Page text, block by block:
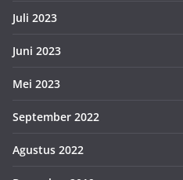
Juli 2023
Juni 2023
Mei 2023
September 2022
Agustus 2022